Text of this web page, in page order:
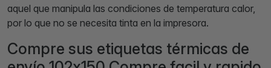
aquel que manipula las condiciones de temperatura calor,
por lo que no se necesita tinta en la impresora.
Compre sus etiquetas térmicas de